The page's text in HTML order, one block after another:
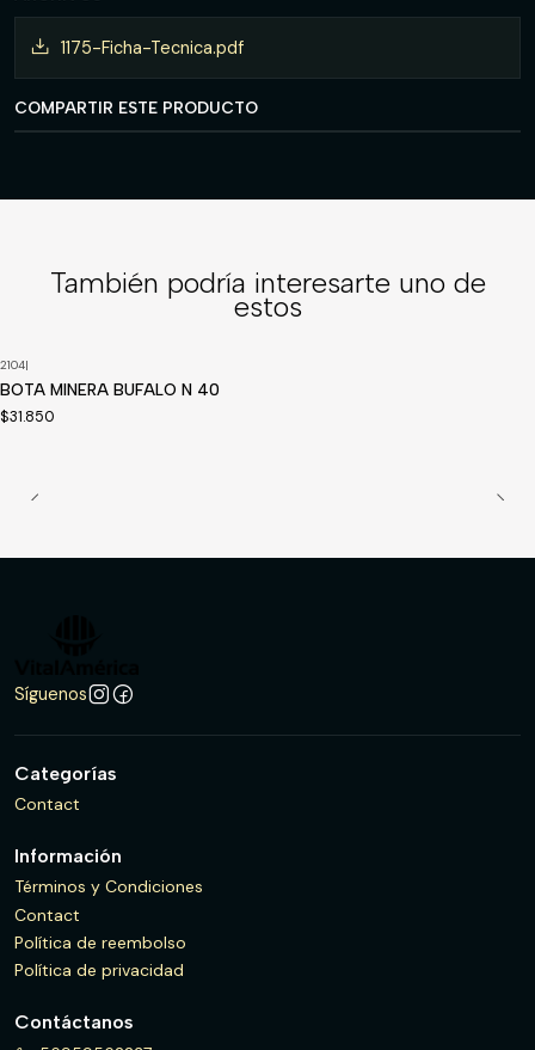
1175-Ficha-Tecnica.pdf
COMPARTIR ESTE PRODUCTO
También podría interesarte uno de
estos
2104|
BOTA MINERA BUFALO N 40
$31.850
Síguenos
Categorías
Contact
Información
Términos y Condiciones
Contact
Política de reembolso
Política de privacidad
Contáctanos